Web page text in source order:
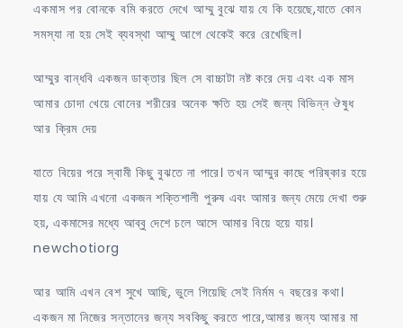
একমাস পর বোনকে বমি করতে দেখে আম্মু বুঝে যায় যে কি হয়েছে,যাতে কোন
সমস্যা না হয় সেই ব্যবস্থা আম্মু আগে থেকেই করে রেখেছিল।
আম্মুর বান্ধবি একজন ডাক্তার ছিল সে বাচ্চাটা নষ্ট করে দেয় এবং এক মাস
আমার চোদা খেয়ে বোনের শরীরের অনেক ক্ষতি হয় সেই জন্য বিভিন্ন ঔষুধ
আর ক্রিম দেয়
যাতে বিয়ের পরে স্বামী কিছু বুঝতে না পারে। তখন আম্মুর কাছে পরিষ্কার হয়ে
যায় যে আমি এখনো একজন শক্তিশালী পুরুষ এবং আমার জন্য মেয়ে দেখা শুরু
হয়, একমাসের মধ্যে আব্বু দেশে চলে আসে আমার বিয়ে হয়ে যায়।
newchotiorg
আর আমি এখন বেশ সুখে আছি, ভুলে গিয়েছি সেই নির্মম ৭ বছরের কথা।
একজন মা নিজের সন্তানের জন্য সবকিছু করতে পারে,আমার জন্য আমার মা